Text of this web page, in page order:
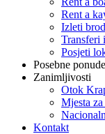
Rent a
Izleti
Transferi
Posjeti
Posebne ponude
Zanimljivosti
Otok
Mjesta
Kontakt